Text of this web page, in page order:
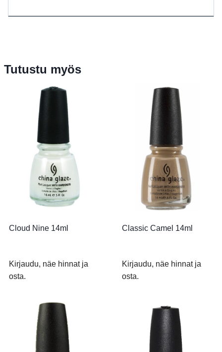
Tutustu myös
Cloud Nine 14ml
Kirjaudu, näe hinnat ja
osta.
Classic Camel 14ml
Kirjaudu, näe hinnat ja
osta.